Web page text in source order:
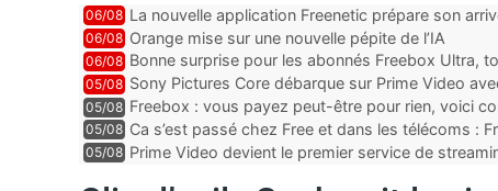
06/08 La nouvelle application Freenetic prépare son
abonnés Freebox, testez la
06/08 Orange mise sur une nouvelle pépite de l’IA
06/08 Bonne surprise pour les abonnés Freebox Ultra,
inclus
05/08 Sony Pictures Core débarque sur Prime Video
05/08 Freebox : vous payez peut-être pour rien, voici
abonnements TV oubliés
05/08 Ca s’est passé chez Free et dans les télécoms :
pointe le bout de...
05/08 Prime Video devient le premier service de